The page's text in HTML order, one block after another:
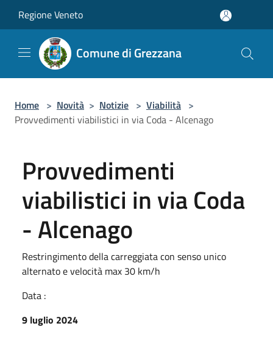
Regione Veneto
Comune di Grezzana
Home > Novità > Notizie > Viabilità >
Provvedimenti viabilistici in via Coda - Alcenago
Provvedimenti
viabilistici in via Coda
- Alcenago
Restringimento della carreggiata con senso unico
alternato e velocità max 30 km/h
Data :
9 luglio 2024